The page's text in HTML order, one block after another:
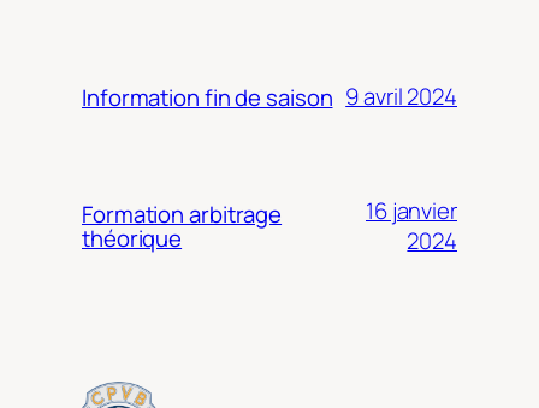
Information fin de saison 9 avril 2024
Formation arbitrage
théorique
16 janvier
2024